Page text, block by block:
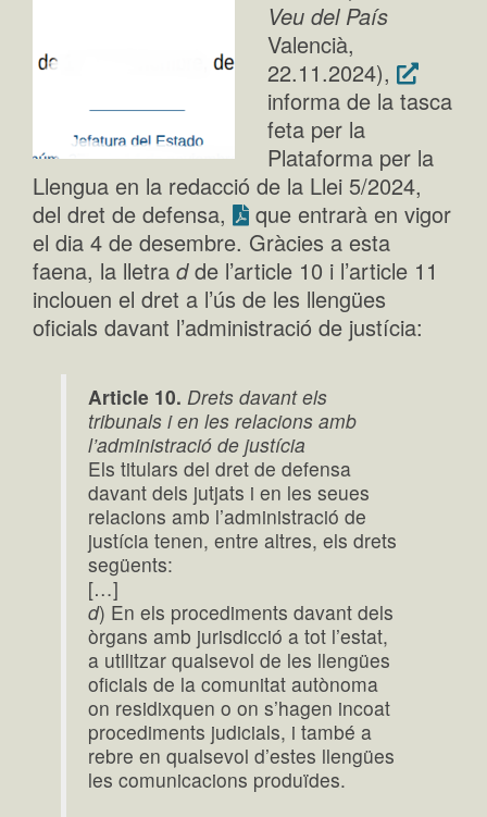
Veu del País
Valencià,
22.11.2024),
informa de la tasca
feta per la
Plataforma per la
Llengua en la redacció de la Llei 5/2024,
del dret de defensa,
que entrarà en vigor
el dia 4 de desembre. Gràcies a esta
faena, la lletra dde l’article 10 i l’article 11
inclouen el dret a l’ús de les llengües
oficials davant l’administració de justícia:
Article 10.Drets davant els
tribunals i en les relacions amb
l’administració de justícia
Els titulars del dret de defensa
davant dels jutjats i en les seues
relacions amb l’administració de
justícia tenen, entre altres, els drets
següents:
[…]
d) En els procediments davant dels
òrgans amb jurisdicció a tot l’estat,
a utilitzar qualsevol de les llengües
oficials de la comunitat autònoma
on residixquen o on s’hagen incoat
procediments judicials, i també a
rebre en qualsevol d’estes llengües
les comunicacions produïdes.